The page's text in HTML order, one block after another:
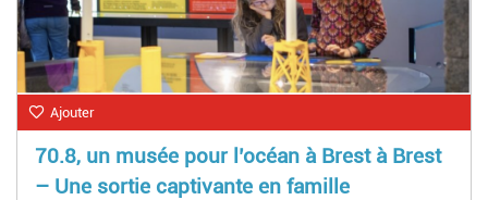
Ajouter
70.8, un musée pour l’océan à Brest à Brest
– Une sortie captivante en famille